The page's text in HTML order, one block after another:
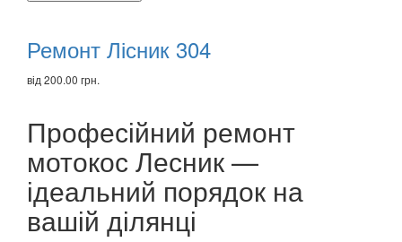
товари
Ремонт Лісник 304
від 200.00 грн.
Професійний ремонт
мотокос Лесник —
ідеальний порядок на
вашій ділянці